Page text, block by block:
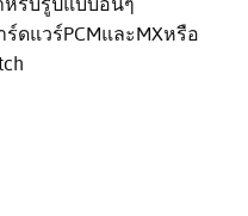
ดแวร์PCMและMXหรือ